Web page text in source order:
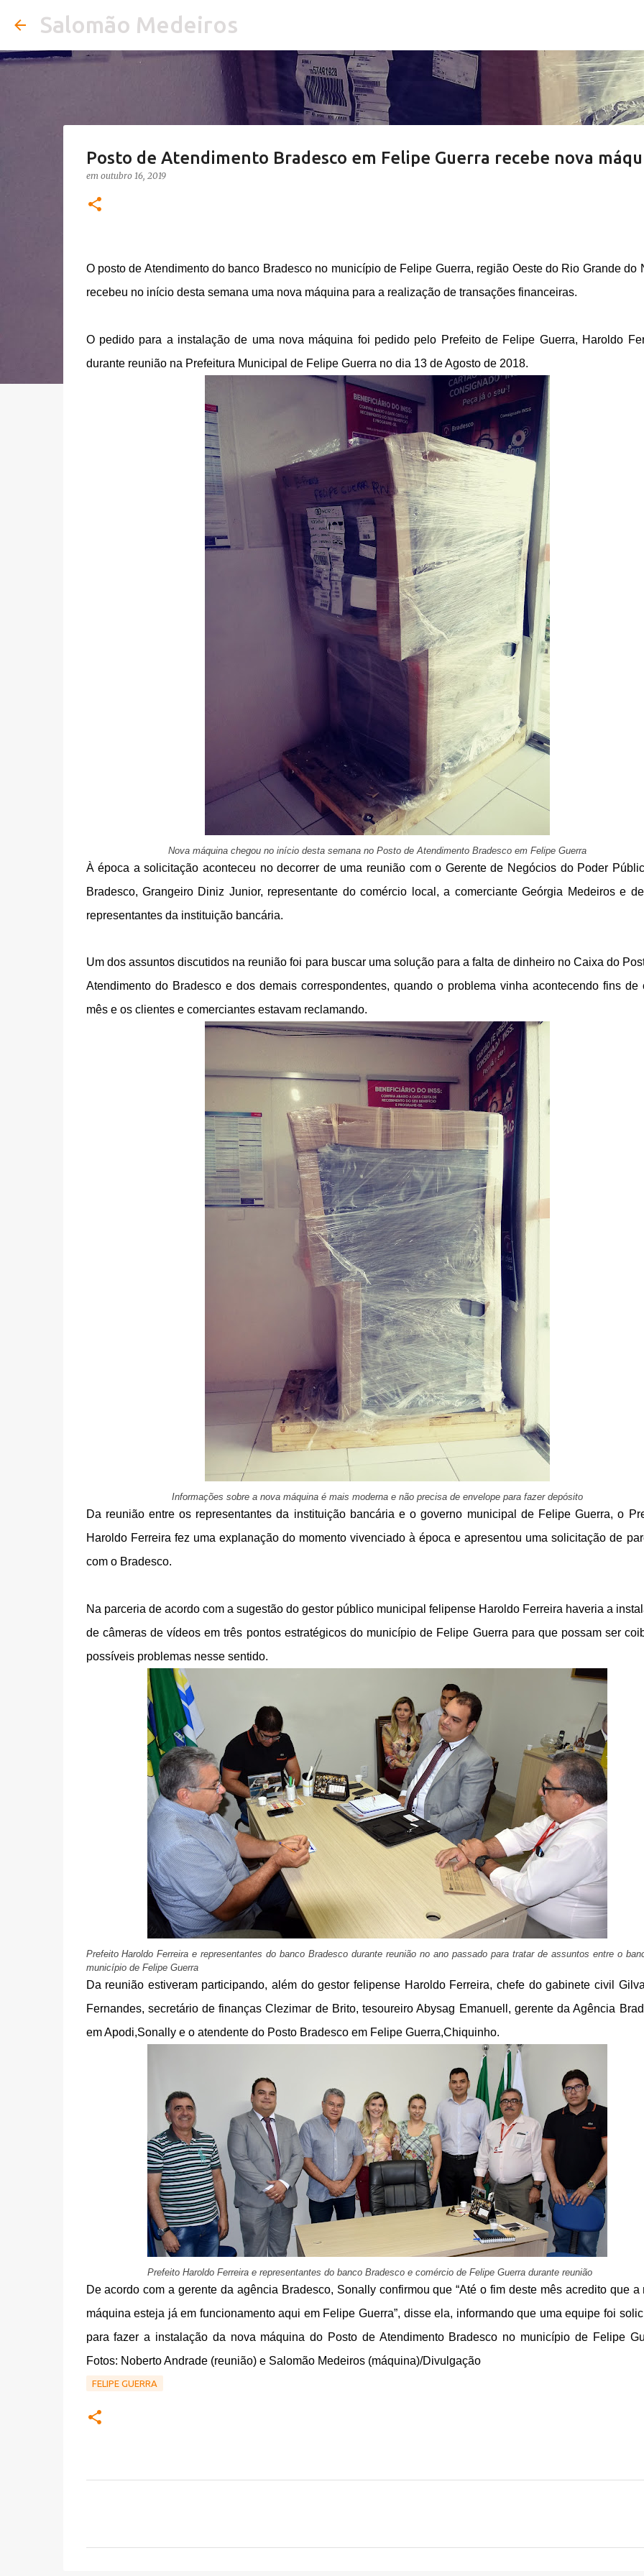
Salomão Medeiros
Posto de Atendimento Bradesco em Felipe Guerra recebe nova
em outubro 16, 2019
O posto de Atendimento do banco Bradesco no município de Felipe Guerra, região Oeste do Rio Grande do
recebeu no início desta semana uma nova máquina para a realização de transações financeiras.
O pedido para a instalação de uma nova máquina foi pedido pelo Prefeito de Felipe Guerra, Haroldo
durante reunião na Prefeitura Municipal de Felipe Guerra no dia 13 de Agosto de 2018.
Nova máquina chegou no início desta semana no Posto de Atendimento Bradesco em Felipe Guerra
À época a solicitação aconteceu no decorrer de uma reunião com o Gerente de Negócios do Poder
Bradesco, Grangeiro Diniz Junior, representante do comércio local, a comerciante Geórgia Medeiros e
representantes da instituição bancária.
Um dos assuntos discutidos na reunião foi para buscar uma solução para a falta de dinheiro no Caixa do
Atendimento do Bradesco e dos demais correspondentes, quando o problema vinha acontecendo fins de
mês e os clientes e comerciantes estavam reclamando.
Informações sobre a nova máquina é mais moderna e não precisa de envelope para fazer depósito
Da reunião entre os representantes da instituição bancária e o governo municipal de Felipe Guerra, o
Haroldo Ferreira fez uma explanação do momento vivenciado à época e apresentou uma solicitação de
com o Bradesco.
Na parceria de acordo com a sugestão do gestor público municipal felipense Haroldo Ferreira haveria a
de câmeras de vídeos em três pontos estratégicos do município de Felipe Guerra para que possam ser
possíveis problemas nesse sentido.
Prefeito Haroldo Ferreira e representantes do banco Bradesco durante reunião no ano passado para tratar de assuntos entre o
município de Felipe Guerra
Da reunião estiveram participando, além do gestor felipense Haroldo Ferreira, chefe do gabinete civil
Fernandes, secretário de finanças Clezimar de Brito, tesoureiro Abysag Emanuell, gerente da Agência
em Apodi,Sonally e o atendente do Posto Bradesco em Felipe Guerra,Chiquinho.
Prefeito Haroldo Ferreira e representantes do banco Bradesco e comércio de Felipe Guerra durante reunião
De acordo com a gerente da agência Bradesco, Sonally confirmou que “Até o fim deste mês acredito que a
máquina esteja já em funcionamento aqui em Felipe Guerra”, disse ela, informando que uma equipe foi
para fazer a instalação da nova máquina do Posto de Atendimento Bradesco no município de Felipe
Fotos: Noberto Andrade (reunião) e Salomão Medeiros (máquina)/Divulgação
FELIPE GUERRA